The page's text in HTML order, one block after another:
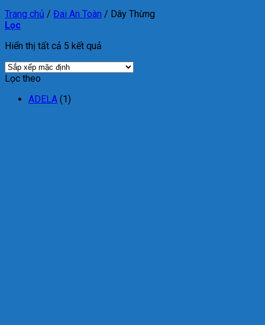
Trang chủ / Đai An Toàn / Dây Thừng
Lọc
Hiển thị tất cả 5 kết quả
Lọc theo
ADELA (1)